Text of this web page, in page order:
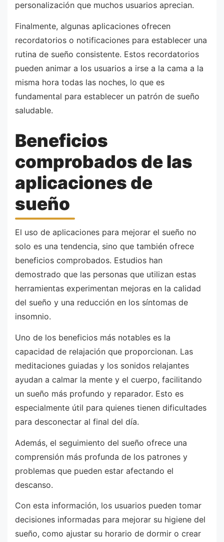
personalización que muchos usuarios aprecian.
Finalmente, algunas aplicaciones ofrecen
recordatorios o notificaciones para establecer una
rutina de sueño consistente. Estos recordatorios
pueden animar a los usuarios a irse a la cama a la
misma hora todas las noches, lo que es
fundamental para establecer un patrón de sueño
saludable.
Beneficios
comprobados de las
aplicaciones de
sueño
El uso de aplicaciones para mejorar el sueño no
solo es una tendencia, sino que también ofrece
beneficios comprobados. Estudios han
demostrado que las personas que utilizan estas
herramientas experimentan mejoras en la calidad
del sueño y una reducción en los síntomas de
insomnio.
Uno de los beneficios más notables es la
capacidad de relajación que proporcionan. Las
meditaciones guiadas y los sonidos relajantes
ayudan a calmar la mente y el cuerpo, facilitando
un sueño más profundo y reparador. Esto es
especialmente útil para quienes tienen dificultades
para desconectar al final del día.
Además, el seguimiento del sueño ofrece una
comprensión más profunda de los patrones y
problemas que pueden estar afectando el
descanso.
Con esta información, los usuarios pueden tomar
decisiones informadas para mejorar su higiene del
sueño, como ajustar su horario de dormir o crear